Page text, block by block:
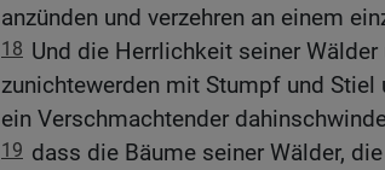
anzünden und verzehren an einem
18 Und die Herrlichkeit seiner Wälder
zunichtewerden mit Stumpf und Stiel
ein Verschmachtender
19 dass die Bäume seiner Wälder,